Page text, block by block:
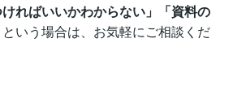
ければいいかわからない」「資料の
という場合は、お気軽にご相談くだ